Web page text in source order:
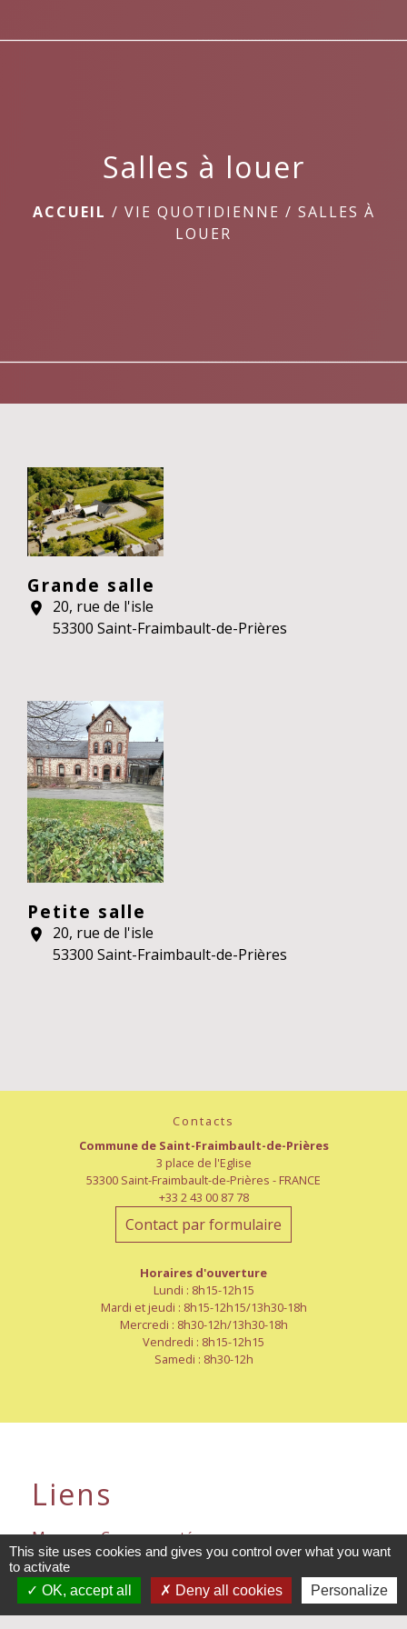
Salles à louer
ACCUEIL / VIE QUOTIDIENNE / SALLES À
LOUER
Grande salle
location_on
20, rue de l'isle
53300 Saint-Fraimbault-de-Prières
Petite salle
location_on
20, rue de l'isle
53300 Saint-Fraimbault-de-Prières
Contacts
Commune de Saint-Fraimbault-de-Prières
3 place de l'Eglise
53300 Saint-Fraimbault-de-Prières - FRANCE
+33 2 43 00 87 78
Contact par formulaire
Horaires d'ouverture
Lundi : 8h15-12h15
Mardi et jeudi : 8h15-12h15/13h30-18h
Mercredi : 8h30-12h/13h30-18h
Vendredi : 8h15-12h15
Samedi : 8h30-12h
Liens
Mayenne-Communauté
Département de la Mayenne
Préfecture de La Mayenne
This site uses cookies and gives you control over what you want
to activate
OK, accept all
Deny all cookies Personalize